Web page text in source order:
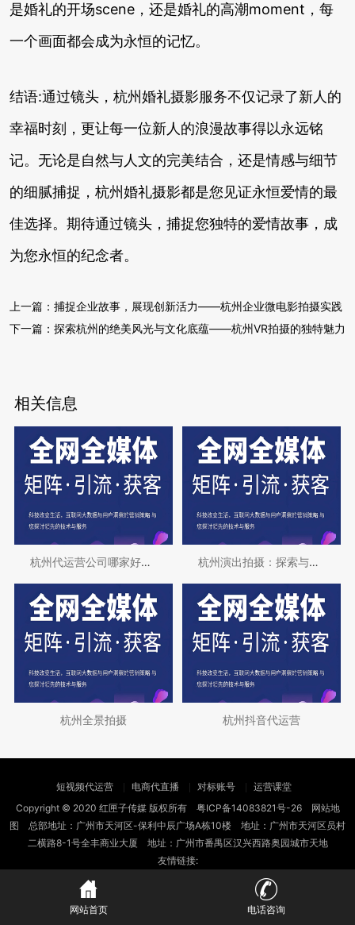
是婚礼的开场scene，还是婚礼的高潮moment，每
一个画面都会成为永恒的记忆。
结语:通过镜头，杭州婚礼摄影服务不仅记录了新人的
幸福时刻，更让每一位新人的浪漫故事得以永远铭
记。无论是自然与人文的完美结合，还是情感与细节
的细腻捕捉，杭州婚礼摄影都是您见证永恒爱情的最
佳选择。期待通过镜头，捕捉您独特的爱情故事，成
为您永恒的纪念者。
上一篇： 捕捉企业故事，展现创新活力——杭州企业微电影拍摄实践
下一篇： 探索杭州的绝美风光与文化底蕴——杭州VR拍摄的独特魅力
相关信息
杭州代运营公司哪家好？专业团队助力企业发 杭州演出拍摄：探索与发现的完美结合
杭州全景拍摄 杭州抖音代运营
短视频代运营 电商代直播 对标账号
运营课堂
Copyright © 2020 红匣子传媒 版权所有 粤ICP备14083821号-26
网站地
图 总部地址：广州市天河区-保利中辰广场A栋10楼 地址：广州市天河区员村
二横路8-1号全丰商业大厦 地址：广州市番禺区汉兴西路奥园城市天地
友情链接:
网站首页 电话咨询